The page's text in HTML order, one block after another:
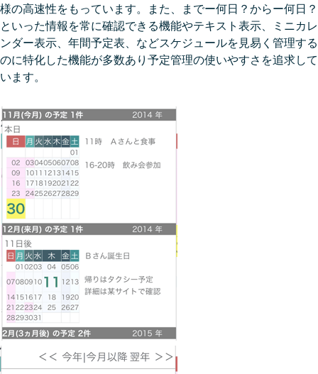
様の高速性をもっています。また、までー何日？からー何日？
といった情報を常に確認できる機能やテキスト表示、ミニカレ
ンダー表示、年間予定表、などスケジュールを見易く管理する
のに特化した機能が多数あり予定管理の使いやすさを追求して
います。